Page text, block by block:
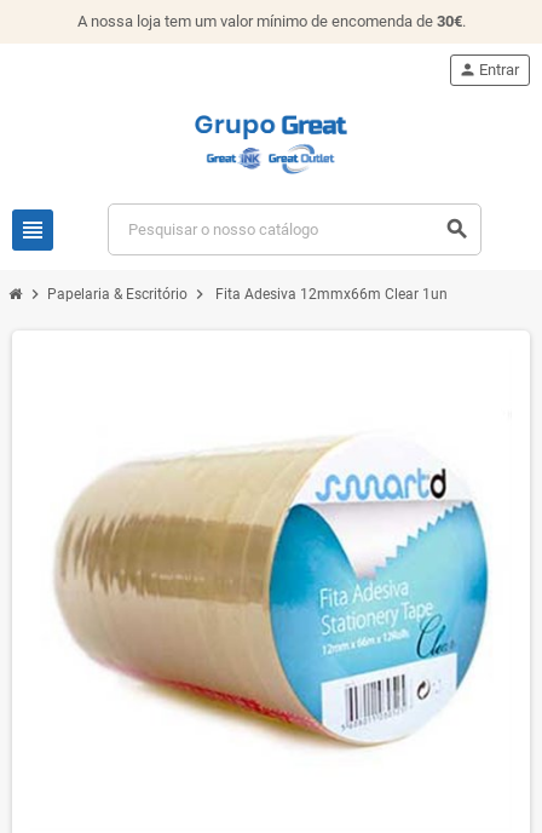
A nossa loja tem um valor mínimo de encomenda de 30€.
view_headline search
person Entrar
chevron_right Papelaria & Escritório chevron_right Fita Adesiva 12mmx66m Clear 1un